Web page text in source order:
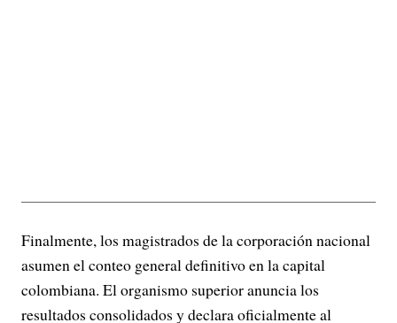
Finalmente, los magistrados de la corporación nacional
asumen el conteo general definitivo en la capital
colombiana. El organismo superior anuncia los
resultados consolidados y declara oficialmente al